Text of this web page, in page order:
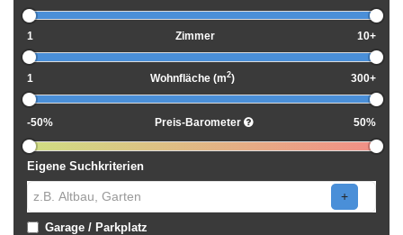
1 Zimmer 10+
1 Wohnfläche (m2) 300+
-50% Preis-Barometer 50%
Eigene Suchkriterien
+
Garage / Parkplatz